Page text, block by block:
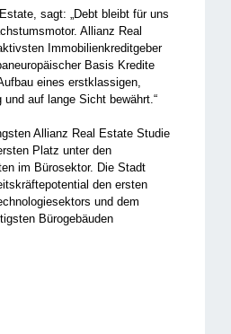
sagt: „Debt bleibt für uns
Allianz Real
Immobilienkreditgeber
Basis Kredite
eines erstklassigen,
auf lange Sicht bewährt.“
Allianz Real Estate Studie
Platz unter den
im Bürosektor. Die Stadt
den ersten
und dem
Bürogebäuden